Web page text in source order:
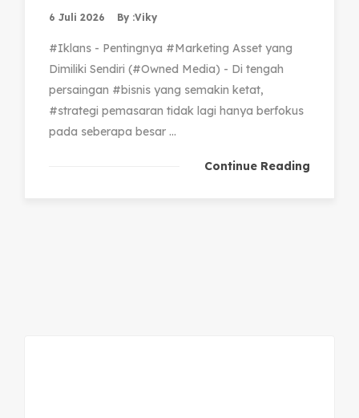
6 Juli 2026 By :Viky
#Iklans - Pentingnya #Marketing Asset yang
Dimiliki Sendiri (#Owned Media) - Di tengah
persaingan #bisnis yang semakin ketat,
#strategi pemasaran tidak lagi hanya berfokus
pada seberapa besar ...
Continue Reading